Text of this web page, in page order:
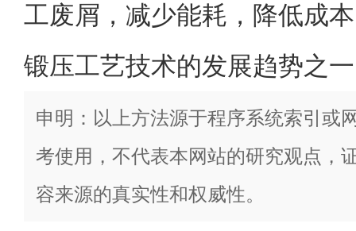
工废屑，减少能耗，降低成
锻压工艺技术的发展趋势之
申明：以上方法源于程序系统索引或
考使用，不代表本网站的研究观点，
容来源的真实性和权威性。